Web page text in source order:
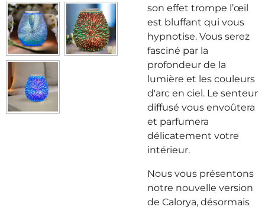
son effet trompe l’œil
est bluffant qui vous
hypnotise. Vous serez
fasciné par la
profondeur de la
lumière et les couleurs
d'arc en ciel. Le senteur
diffusé vous envoûtera
et parfumera
délicatement votre
intérieur.
Nous vous présentons
notre nouvelle version
de Calorya, désormais